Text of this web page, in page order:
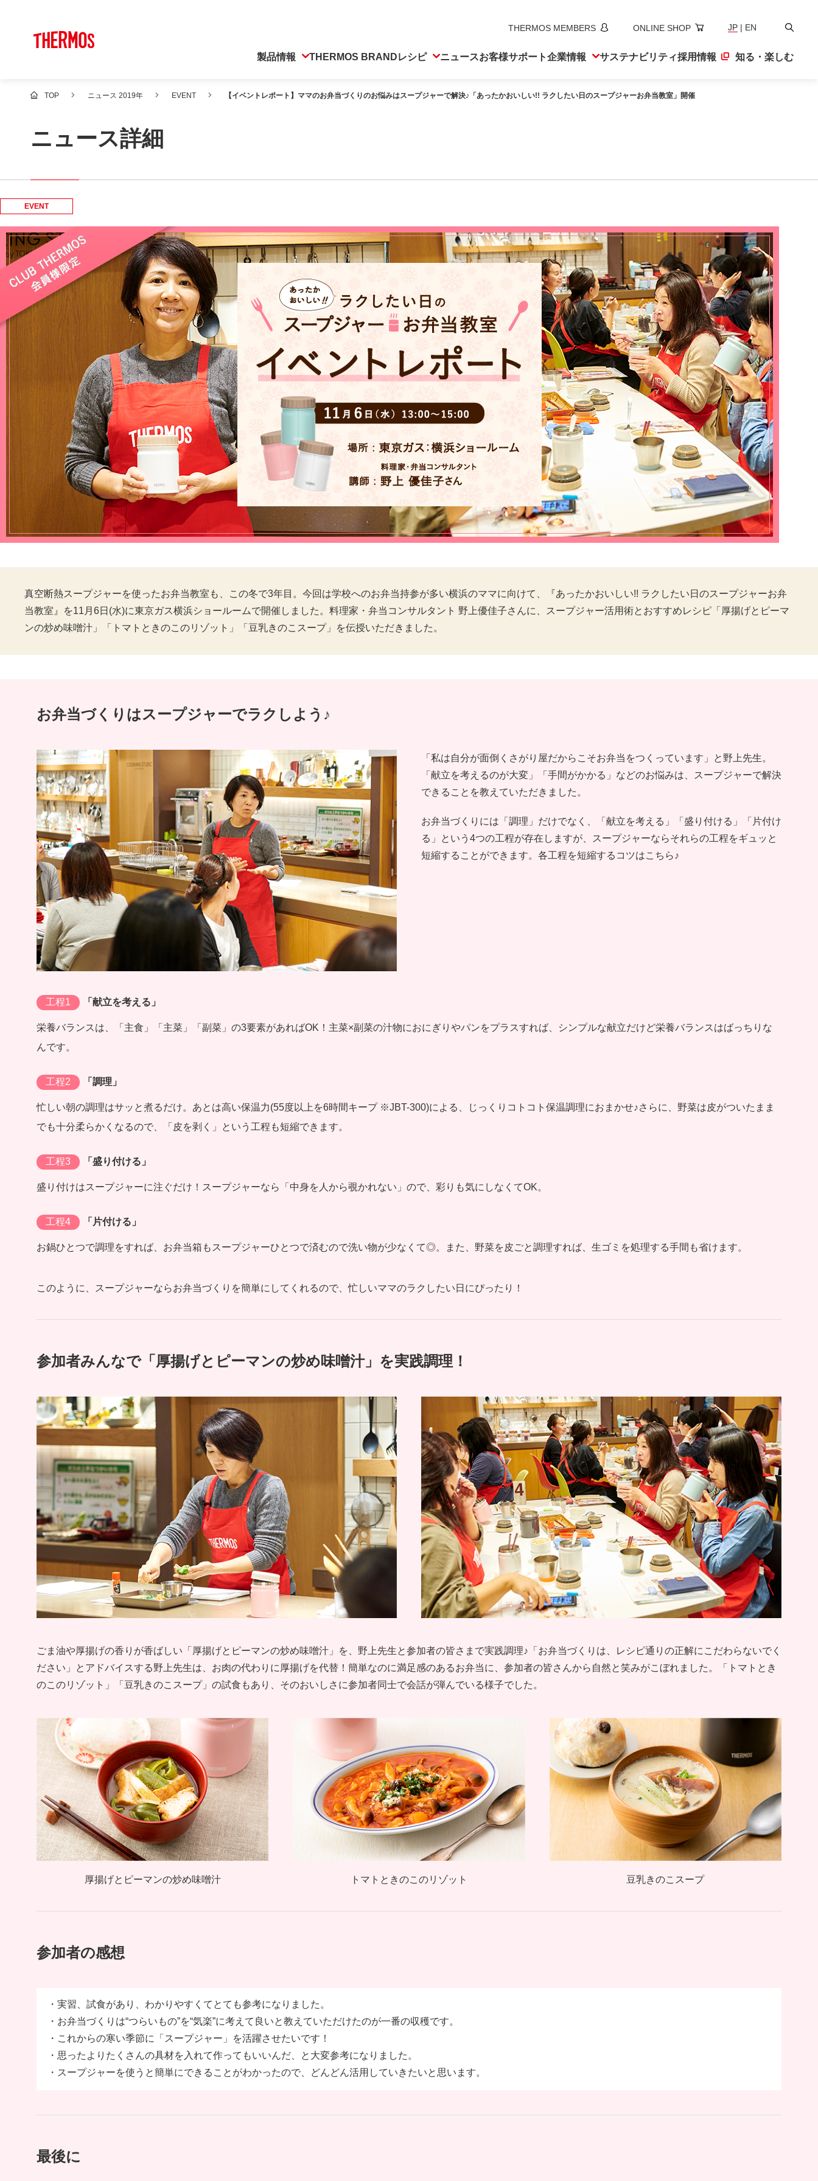
THERMOS MEMBERS ONLINE SHOP JP | EN
検
製品情報 THERMOS BRANDレシピ ニュースお客様サポート企業情報 サステナビリティ採用情報 知る・楽しむ
TOP ニュース 2019年 EVENT 【イベントレポート】ママのお弁当づくりのお悩みはスープジャーで解決♪「あったかおいしい!! ラクしたい日のスープジャーお弁当教室」開催
ニュース詳細
EVENT
真空断熱スープジャーを使ったお弁当教室も、この冬で3年目。今回は学校へのお弁当持参が多い横浜のママに向けて、『あったかおいしい!! ラクしたい日のスープジャーお弁
当教室』を11月6日(水)に東京ガス横浜ショールームで開催しました。料理家・弁当コンサルタント 野上優佳子さんに、スープジャー活用術とおすすめレシピ「厚揚げとピーマ
ンの炒め味噌汁」「トマトときのこのリゾット」「豆乳きのこスープ」を伝授いただきました。
お弁当づくりはスープジャーでラクしよう♪
「私は自分が面倒くさがり屋だからこそお弁当をつくっています」と野上先生。
「献立を考えるのが大変」「手間がかかる」などのお悩みは、スープジャーで解決
できることを教えていただきました。
お弁当づくりには「調理」だけでなく、「献立を考える」「盛り付ける」「片付け
る」という4つの工程が存在しますが、スープジャーならそれらの工程をギュッと
短縮することができます。各工程を短縮するコツはこちら♪
工程1 「献立を考える」
栄養バランスは、「主食」「主菜」「副菜」の3要素があればOK！主菜×副菜の汁物におにぎりやパンをプラスすれば、シンプルな献立だけど栄養バランスはばっちりな
んです。
工程2 「調理」
忙しい朝の調理はサッと煮るだけ。あとは高い保温力(55度以上を6時間キープ ※JBT-300)による、じっくりコトコト保温調理におまかせ♪さらに、野菜は皮がついたまま
でも十分柔らかくなるので、「皮を剥く」という工程も短縮できます。
工程3 「盛り付ける」
盛り付けはスープジャーに注ぐだけ！スープジャーなら「中身を人から覗かれない」ので、彩りも気にしなくてOK。
工程4 「片付ける」
お鍋ひとつで調理をすれば、お弁当箱もスープジャーひとつで済むので洗い物が少なくて◎。また、野菜を皮ごと調理すれば、生ゴミを処理する手間も省けます。
このように、スープジャーならお弁当づくりを簡単にしてくれるので、忙しいママのラクしたい日にぴったり！
参加者みんなで「厚揚げとピーマンの炒め味噌汁」を実践調理！
ごま油や厚揚げの香りが香ばしい「厚揚げとピーマンの炒め味噌汁」を、野上先生と参加者の皆さまで実践調理♪「お弁当づくりは、レシピ通りの正解にこだわらないでく
ださい」とアドバイスする野上先生は、お肉の代わりに厚揚げを代替！簡単なのに満足感のあるお弁当に、参加者の皆さんから自然と笑みがこぼれました。「トマトとき
のこのリゾット」「豆乳きのこスープ」の試食もあり、そのおいしさに参加者同士で会話が弾んでいる様子でした。
厚揚げとピーマンの炒め味噌汁 トマトときのこのリゾット 豆乳きのこスープ
参加者の感想
・実習、試食があり、わかりやすくてとても参考になりました。
・お弁当づくりは“つらいもの”を“気楽”に考えて良いと教えていただけたのが一番の収穫です。
・これからの寒い季節に「スープジャー」を活躍させたいです！
・思ったよりたくさんの具材を入れて作ってもいいんだ、と大変参考になりました。
・スープジャーを使うと簡単にできることがわかったので、どんどん活用していきたいと思います。
最後に